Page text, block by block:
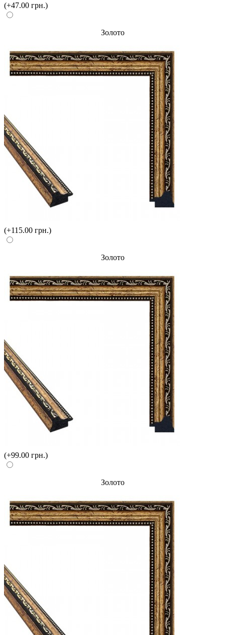
(+47.00 грн.)
Золото
(+115.00 грн.)
Золото
(+99.00 грн.)
Золото